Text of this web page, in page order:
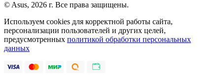
© Asus, 2026 г. Все права защищены.
Используем cookies для корректной работы сайта,
персонализации пользователей и других целей,
предусмотренных политикой обработки персональных
данных